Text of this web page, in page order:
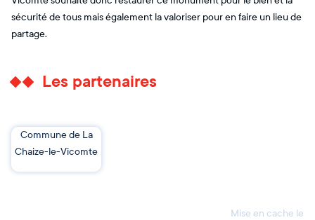
sécurité de tous mais également la valoriser pour en faire un lieu de
partage.
Les partenaires
Commune de La
Chaize-le-Vicomte
Mise en cache le